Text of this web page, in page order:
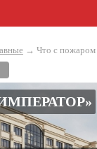
→ Что с пожаром